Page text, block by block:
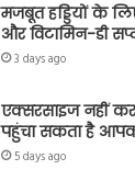
मजबूत हड्डियों के
और विटामिन-डी
3 days ago
एक्सरसाइज नहीं
पहुंचा सकता है
5 days ago